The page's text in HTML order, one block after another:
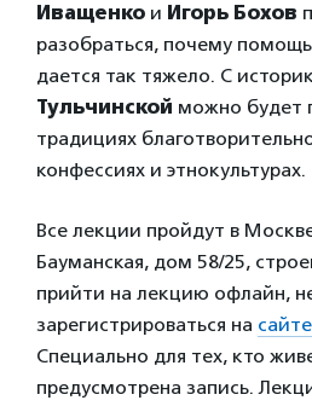
Иващенко и Игорь Бохов
разобраться, почему
дается так тяжело. С
Тульчинской можно будет
традициях
конфессиях и этнокультурах.
Все лекции пройдут в
Бауманская, дом 58/25,
прийти на лекцию офлайн,
зарегистрироваться на сайте
Специально для тех, кто
предусмотрена запись.